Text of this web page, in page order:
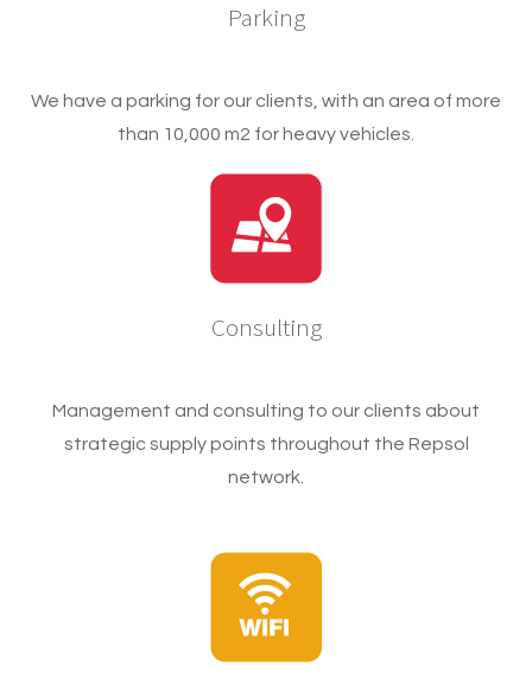
Parking
We have a parking for our clients, with an area of more
than 10,000 m2 for heavy vehicles.
Consulting
Management and consulting to our clients about
strategic supply points throughout the Repsol
network.